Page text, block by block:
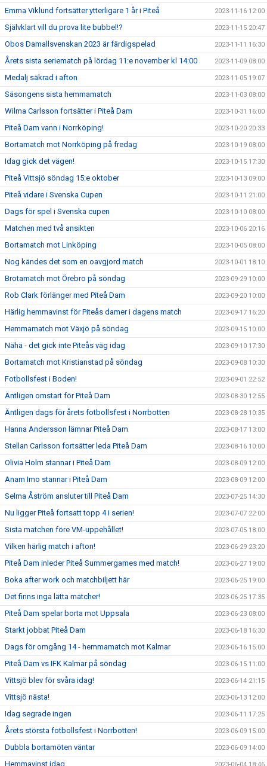
Emma Viklund fortsätter ytterligare 1 år i Piteå 2023-11-16 12:00
Självklart vill du prova lite bubbel!? 2023-11-15 20:47
Obos Damallsvenskan 2023 är färdigspelad 2023-11-11 16:30
Årets sista seriematch på lördag 11:e november kl 14:00 2023-11-09 08:00
Medalj säkrad i afton 2023-11-05 19:07
Säsongens sista hemmamatch 2023-11-03 08:00
Wilma Carlsson fortsätter i Piteå Dam 2023-10-31 16:00
Piteå Dam vann i Norrköping! 2023-10-20 20:33
Bortamatch mot Norrköping på fredag 2023-10-19 08:00
Idag gick det vägen! 2023-10-15 17:30
Piteå Vittsjö söndag 15:e oktober 2023-10-13 09:00
Piteå vidare i Svenska Cupen 2023-10-11 21:00
Dags för spel i Svenska cupen 2023-10-10 08:00
Matchen med två ansikten 2023-10-06 20:16
Bortamatch mot Linköping 2023-10-05 08:00
Nog kändes det som en oavgjord match 2023-10-01 18:10
Brotamatch mot Örebro på söndag 2023-09-29 10:00
Rob Clark förlänger med Piteå Dam 2023-09-20 10:00
Härlig hemmavinst för Piteås damer i dagens match 2023-09-17 16:20
Hemmamatch mot Växjö på söndag 2023-09-15 10:00
Nähä - det gick inte Piteås väg idag 2023-09-10 17:30
Bortamatch mot Kristianstad på söndag 2023-09-08 10:30
Fotbollsfest i Boden! 2023-09-01 22:52
Äntligen omstart för Piteå Dam 2023-08-30 12:55
Äntligen dags för årets fotbollsfest i Norrbotten 2023-08-28 10:35
Hanna Andersson lämnar Piteå Dam 2023-08-17 13:00
Stellan Carlsson fortsätter leda Piteå Dam 2023-08-16 10:00
Olivia Holm stannar i Piteå Dam 2023-08-09 12:00
Anam Imo stannar i Piteå Dam 2023-08-09 12:00
Selma Åström ansluter till Piteå Dam 2023-07-25 14:30
Nu ligger Piteå fortsatt topp 4 i serien! 2023-07-07 22:00
Sista matchen före VM-uppehållet! 2023-07-05 18:00
Vilken härlig match i afton! 2023-06-29 23:20
Piteå Dam inleder Piteå Summergames med match! 2023-06-27 19:00
Boka after work och matchbiljett här 2023-06-25 19:00
Det finns inga lätta matcher! 2023-06-25 17:35
Piteå Dam spelar borta mot Uppsala 2023-06-23 08:00
Starkt jobbat Piteå Dam 2023-06-18 16:30
Dags för omgång 14 - hemmamatch mot Kalmar 2023-06-16 15:00
Piteå Dam vs IFK Kalmar på söndag 2023-06-15 11:00
Vittsjö blev för svåra idag! 2023-06-14 21:15
Vittsjö nästa! 2023-06-13 12:00
Idag segrade ingen 2023-06-11 17:25
Årets största fotbollsfest i Norrbotten! 2023-06-09 15:00
Dubbla bortamöten väntar 2023-06-09 14:00
Hemmavinst idag